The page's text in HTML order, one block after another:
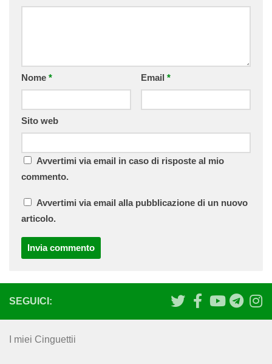
Nome * Email *
Sito web
Avvertimi via email in caso di risposte al mio
commento.
Avvertimi via email alla pubblicazione di un nuovo
articolo.
SEGUICI:
I miei Cinguettii